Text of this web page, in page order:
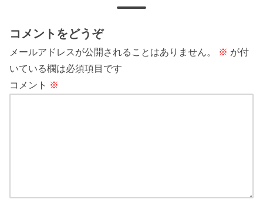
コメントをどうぞ
メールアドレスが公開されることはありません。 ※ が付
いている欄は必須項目です
コメント ※